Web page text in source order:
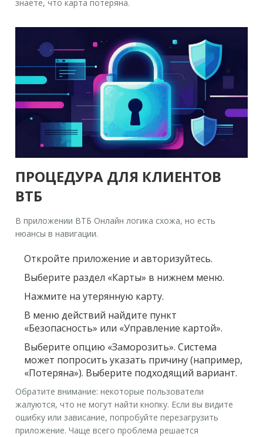
знаете, что карта потеряна.
ПРОЦЕДУРА ДЛЯ КЛИЕНТОВ
ВТБ
В приложении ВТБ Онлайн логика схожа, но есть
нюансы в навигации.
Откройте приложение и авторизуйтесь.
Выберите раздел «Карты» в нижнем меню.
Нажмите на утерянную карту.
В меню действий найдите пункт
«Безопасность» или «Управление картой».
Выберите опцию «Заморозить». Система
может попросить указать причину (например,
«Потеряна»). Выберите подходящий вариант.
Обратите внимание: некоторые пользователи
жалуются, что не могут найти кнопку. Если вы видите
ошибку или зависание, попробуйте перезагрузить
приложение. Чаще всего проблема решается